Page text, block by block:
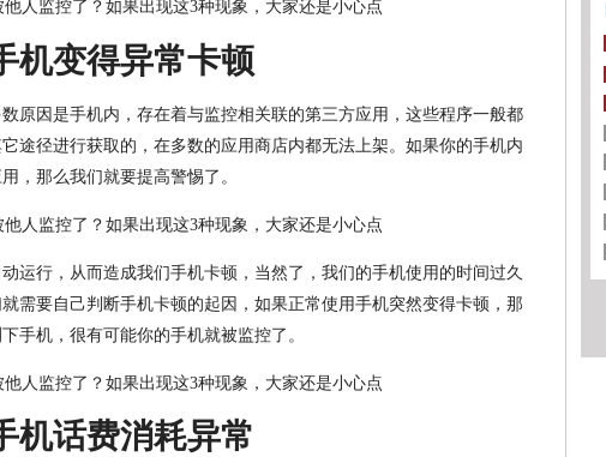
机变得异常卡顿
原因是手机内，存在着与监控相关联的第三方应用，这些程序一般都
途径进行获取的，在多数的应用商店内都无法上架。如果你的手机内
，那么我们就要提高警惕了。
运行，从而造成我们手机卡顿，当然了，我们的手机使用的时间过久
需要自己判断手机卡顿的起因，如果正常使用手机突然变得卡顿，那
手机，很有可能你的手机就被监控了。
机话费消耗异常